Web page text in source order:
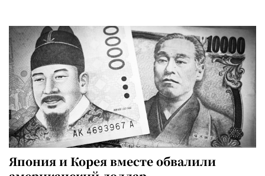
Япония и Корея вместе обвалили